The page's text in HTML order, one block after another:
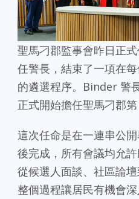
聖馬刁郡監事會昨日正
任警長，結束了一項在
的遴選程序。Binder 警
正式開始擔任聖馬刁郡第
這次任命是在一連串公
後完成，所有會議均允許
從候選人面談、社區論
整個過程讓居民有機會